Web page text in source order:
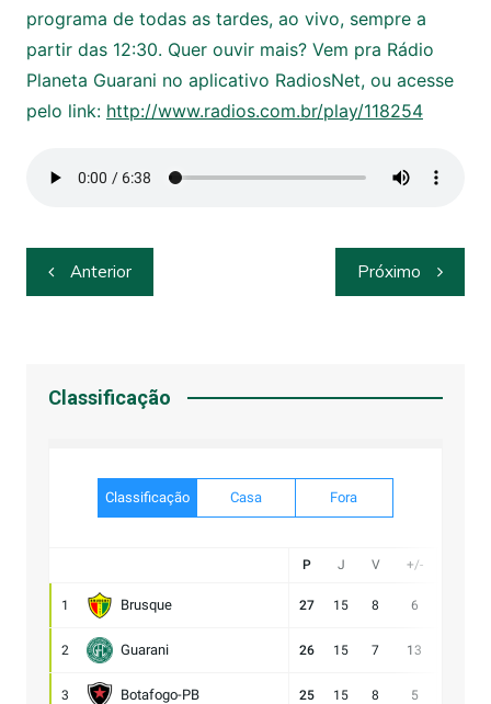
programa de todas as tardes, ao vivo, sempre a
partir das 12:30. Quer ouvir mais? Vem pra Rádio
Planeta Guarani no aplicativo RadiosNet, ou acesse
pelo link: http://www.radios.com.br/play/118254
Navegação
de
Anterior Próximo
Classificação
Classificação Casa Fora
P J V +/-
1 Brusque 27 15 8 6
2 Guarani 26 15 7 13
3 Botafogo-PB 25 15 8 5